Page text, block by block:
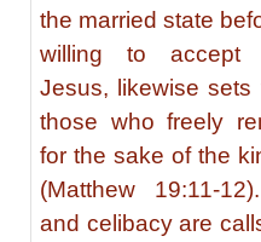
the married state
willing to accept
Jesus, likewise
those who freely
for the sake of the
(Matthew 19:11-
and celibacy are